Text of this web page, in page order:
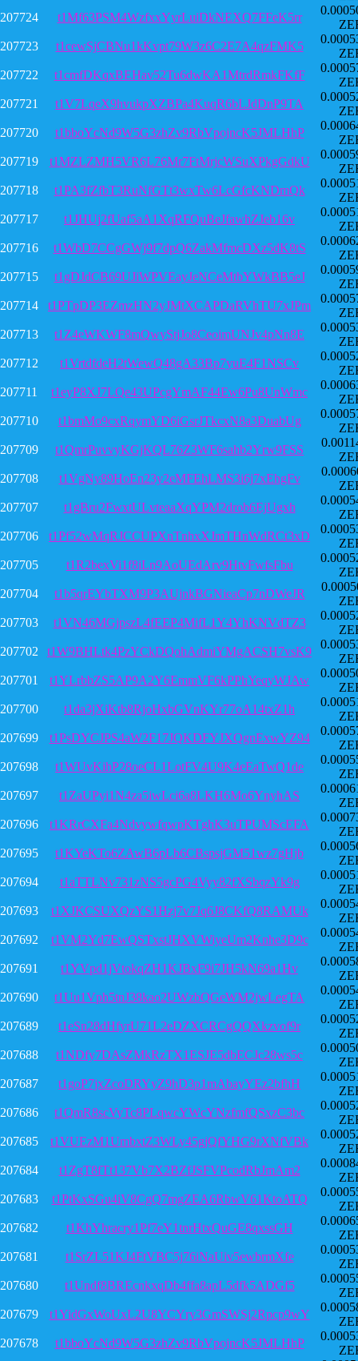
207724
t1Mf63PSM4WzfxxYyrLuiDkNEXQ7FFeK5rr
207723
t1cewSjCBNu1kKvpt79W3z6C2E7A4qzFMK5
207722
t1cmfDKqxBEHav52Tu6dwKA1MtrdRmkFKfF
207721
t1V7LqeX9hvukpXZBPa4KuqR6bLJdDnP9TA
207720
t1bboYcNd9W5G3zhZv9RbVpojncK5JMLHhP
207719
t1MZLZMH5VR6L76Mr7FtMrjcWSuXPkgGdkU
207718
t1PA3fZfbT3RuNfGTt3wxTw6LcGfcKNDmQk
207717
t1JHUj2fUaf5aA1XqRFQuBeJfawhZJeb16v
207716
t1WbD7CCgGWj9f7dpQ6ZakMfmcDXz5dK8tS
207715
t1gDJdCB69UJiWPVEayJeNCeMtbYWkBB5eJ
207714
t1PTpDP3EZmzHN2yJMtXCAPDaRVhTU7xJPm
207713
t1Z4eWKWF8mQwyStjJo8CeoimUNJv4pNn8E
207712
t1VrtdfdeH2tWewQ48gA33Bp7yuE4F1NSCv
207711
t1eyP8XJ7LQe43UPcgYmAF44Ew6Pu8UnWmc
207710
t1bmMo9cxRqymYD6iGsrJTkcxN8a3DuabUg
207709
t1QmrPuvvyKGjKQL76Z3WF6sahb2Yrw9FSS
207708
t1VgNy89HoEn23y2eMFEhLMS3i6j7xEhgFv
207707
t1gBru2FwxtULvteaaXqYPM2drob6EjUgxh
207706
t1Pf52wMqRJCCUPXnTnhxXJmTHnWdRCt3xD
207705
t1R2bexVi1f8iLn9AoUEdArv9HtvFwfsFbu
207704
t1b5qrEYbTXM9P3AUjnkBGNieaCp7nDWeJR
207703
t1VN46MGjpszL4fEEP4MifL1Y4YhKNVdTZ3
207702
t1W9BHLtk4PzYCkDQohAdmiYMgACSH7vsK9
207701
t1YLrbbZS5AP9A2Y6EmmVF6kPPhYeqyWJAw
207700
t1da3jXiKtb8RjoHxbGVnKYr77oA14txZ1h
207699
t1PsDYCJPS4aW2F17JQKDFYJXQgnExwYZ94
207698
t1WUvKihP28oeCL1LotFV4U9K4eEaTwQ1de
207697
t1ZaUPyi1N4za5iwLci6a8LKH6Mo6YnyhAS
207696
t1KRrCXFa4NdvywfqwpKTghK3uTPUMScEFA
207695
t1KYeKTo6ZAwB6pLb6CBspsjGM51wz7gHjb
207694
t1aTTLNv731zNS5gcPG4Vyy82fXSbqzYk9g
207693
t1XJKCSUXQzYS1Hzj7v7Jq6J8CKfQ8RAMUk
207692
t1VM2Yd7EwQSTxstJHXVWiyeUm2Knhe3D9c
207691
t1YVpd1jVtokqZH1KJBxF9i7JH5kN69a1Hv
207690
t1Uu1Vph5tnJ38kao2UWzbQGeWM2jwLegTA
207689
t1eSn28dHfyrU71L2eDZXCRCgQQXkzvof9r
207688
t1NDfy7DAsZMkRzTX1ESJE5dbECJc28ws5c
207687
t1goP7jxZcoDRYyZ9hD3p1mAbayYEz2bfhH
207686
t1QmR8scVyTc8PLqwcYWcYNzfmfQSxzC3bc
207685
t1VUEzM1UmbxtZ3WLy45gjQfYHG9rXNfVBk
207684
t1ZgT8fTt137Vb7X2BZfJSFVPcodRbJmAm2
207683
t1PtKxSGu4iV8CgQ7mgZEA6RbwV61KtoATQ
207682
t1KhYhracry1Pf7eY1tnrHtxQuGE8qxssGH
207681
t1SrZL51KJ4FtVBC5j76iNaUiv5ewbrmXfe
207680
t1Undf8BREcnkxqDb4ffa8apL5dfk5ADGf5
207679
t1YidGxWoUxL2U8YCYry3GmSWSj2Rpcp9wY
207678
t1bboYcNd9W5G3zhZv9RbVpojncK5JMLHhP